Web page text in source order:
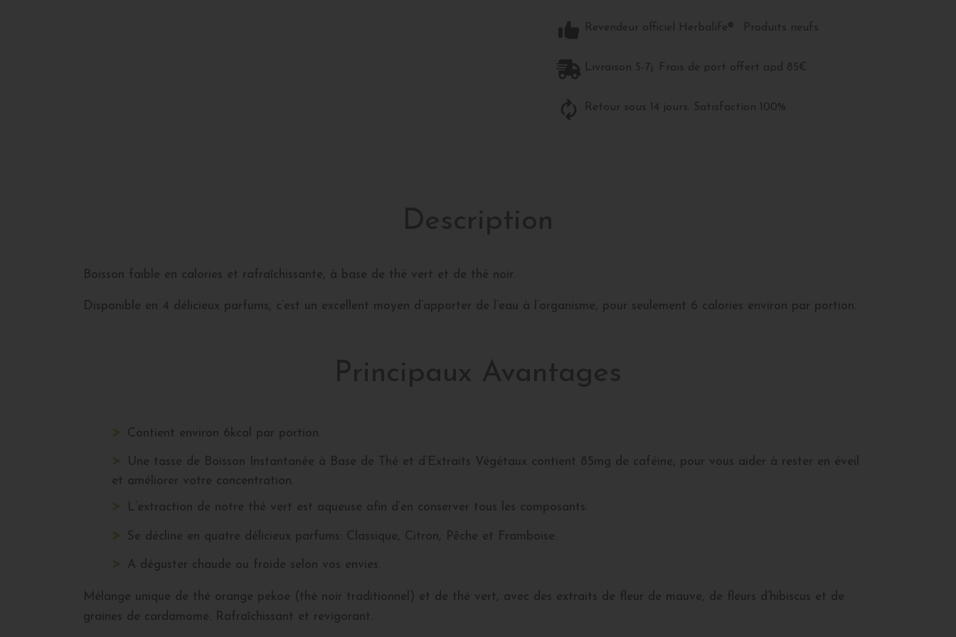
Revendeur officiel Herbalife® . Produits neufs
Livraison 5-7j. Frais de port offert apd 85€
Retour sous 14 jours. Satisfaction 100%
Boisson faible en calories et rafraîchissante, à base de thé vert et de thé noir.
Disponible en 4 délicieux parfums, c’est un excellent moyen d’apporter de l’eau à l’organisme, pour seulement 6 calories environ par portion.
Contient environ 6kcal par portion.
Une tasse de Boisson Instantanée à Base de Thé et d’Extraits Végétaux contient 85mg de caféine, pour vous aider à rester en éveil
et améliorer votre concentration.
L’extraction de notre thé vert est aqueuse afin d’en conserver tous les composants.
Se décline en quatre délicieux parfums: Classique, Citron, Pêche et Framboise.
A déguster chaude ou froide selon vos envies.
Mélange unique de thé orange pekoe (thé noir traditionnel) et de thé vert, avec des extraits de fleur de mauve, de fleurs d’hibiscus et de
graines de cardamome. Rafraîchissant et revigorant.